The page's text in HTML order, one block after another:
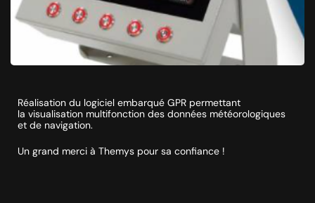
Réalisation du logiciel embarqué GPR permettant
la visualisation multifonction des données météorologiques
et de navigation.
Un grand merci à Themys pour sa confiance !